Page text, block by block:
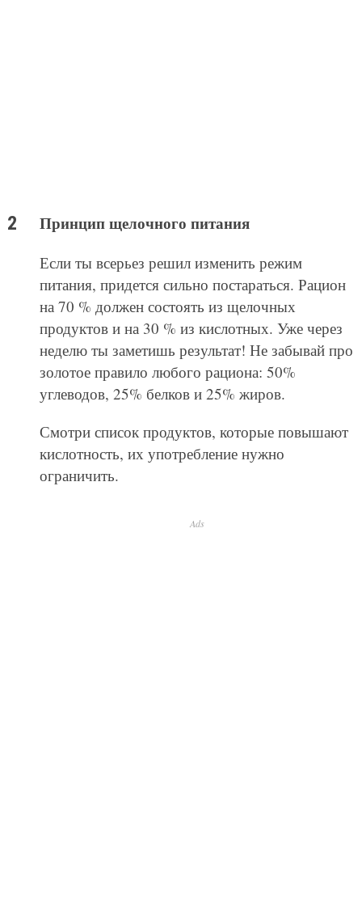
Принцип щелочного питания
Если ты всерьез решил изменить режим
питания, придется сильно постараться. Рацион
на 70 % должен состоять из щелочных
продуктов и на 30 % из кислотных. Уже через
неделю ты заметишь результат! Не забывай про
золотое правило любого рациона: 50%
углеводов, 25% белков и 25% жиров.
Смотри список продуктов, которые повышают
кислотность, их употребление нужно
ограничить.
Ads